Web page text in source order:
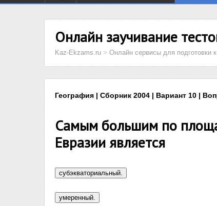
Онлайн заучивание
Kaz-Ekzams.ru > Онлайн сервисы для подготовки
География | Сборник 2004 | Вариант 10 |
Самым большим по
Евразии является